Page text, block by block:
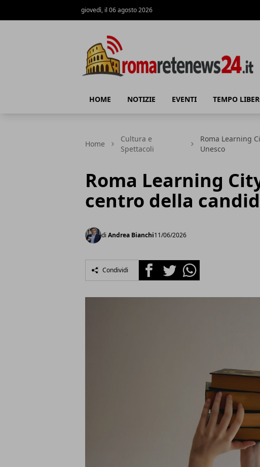
giovedì, il 06 agosto 2026
HOME NOTIZIE EVENTI TEMPO
Home
Cultura e
Spettacoli
Roma Learning
Unesco
Roma Learning
centro della
di Andrea Bianchi11/06/2026
Condividi FacebookTwitterWhatsapp